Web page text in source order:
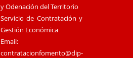
y Odenación del Territorio
Servicio de Contratación y
Gestión Económica
Email:
contratacionfomento@dip-